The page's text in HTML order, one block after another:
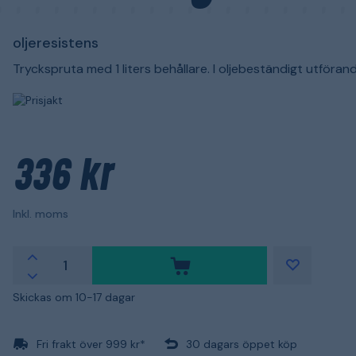
oljeresistens
Tryckspruta med 1 liters behållare. I oljebeständigt
336 kr
Inkl. moms
Skickas om 10-17 dagar
Fri frakt över 999 kr* 30 dagars öppet köp